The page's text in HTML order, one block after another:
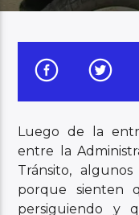
Luego de la
entre la
Tránsito,
porque sienten
persiguiendo y